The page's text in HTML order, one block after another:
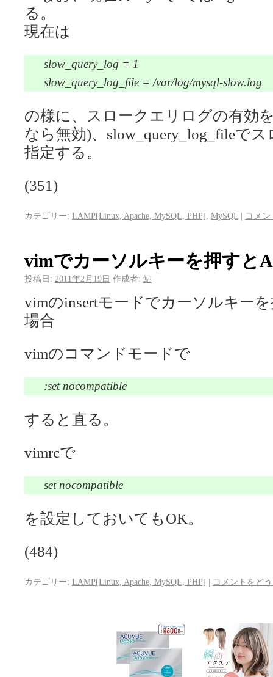
る。
現在は
slow_query_log = 1
slow_query_log_file = /var/log/mysql-slow.log
の様に、スロークエリログの有効
なら無効)、slow_query_log_fileで
指定する。
(351)
カテゴリー: LAMP[Linux, Apache, MySQL, PHP] MySQL | コメ
vimでカーソルキーを押すと
投稿日: 2011年2月19日 作成者: 鮎
vimのinsertモードでカーソルキー
場合
vimのコマンドモードで
:set nocompatible
すると直る。
vimrcで
set nocompatible
を設定しておいてもOK。
(484)
カテゴリー: LAMP[Linux, Apache, MySQL, PHP] | コメントをど